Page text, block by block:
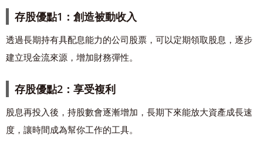
存股優點1：創造被動收入
透過長期持有具配息能力的公司股票，可以定期領取股息，逐步
建立現金流來源，增加財務彈性。
存股優點2：享受複利
股息再投入後，持股數會逐漸增加，長期下來能放大資產成長速
度，讓時間成為幫你工作的工具。